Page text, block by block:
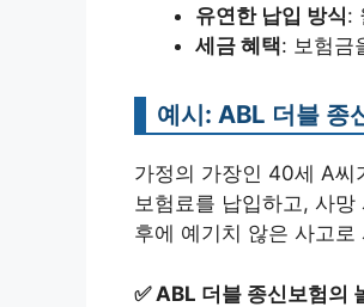
유연한 납입 방식:
세금 혜택: 보험금
예시: ABL 더블 종
가정의 가장인 40세 A씨
보험료를 납입하고, 사
후에 예기치 않은 사고
✅ ABL 더블 종신보험의